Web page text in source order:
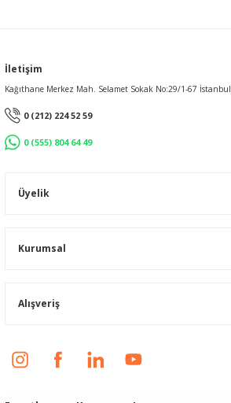
İletişim
Kağıthane Merkez Mah. Selamet Sokak No:29/1-67 İstanbul
0 (212) 224 52 59
0 (555) 804 64 49
Üyelik
Kurumsal
Alışveriş